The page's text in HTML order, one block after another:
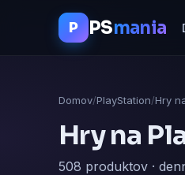
P PSmania
Domov/PlayStation/Hry
Hry na
508 produktov ·